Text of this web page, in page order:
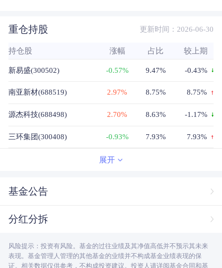
重仓持股 更新时间：2026-06-30
持仓股 涨幅 占比 较上期
新易盛(300502) -0.57% 9.47% -0.43%
南亚新材(688519) 2.97% 8.75% 8.75%
源杰科技(688498) 2.70% 8.63% -1.17%
三环集团(300408) -0.93% 7.93% 7.93%
1.90%
风华高科(000636)
博迁新材(605376) 3.91% 4.28% 4.28%
展开
基金公告
分红分拆
风险提示：投资有风险。基金的过往业绩及其净值高低并不预示其未来
表现。基金管理人管理的其他基金的业绩并不构成基金业绩表现的保
证。相关数据仅供参考，不构成投资建议。投资人请详阅基金合同和基